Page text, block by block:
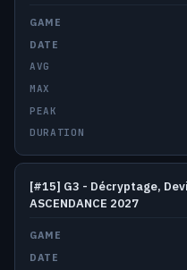
[#15] G3 - Décryptage,
ASCENDANCE 2027